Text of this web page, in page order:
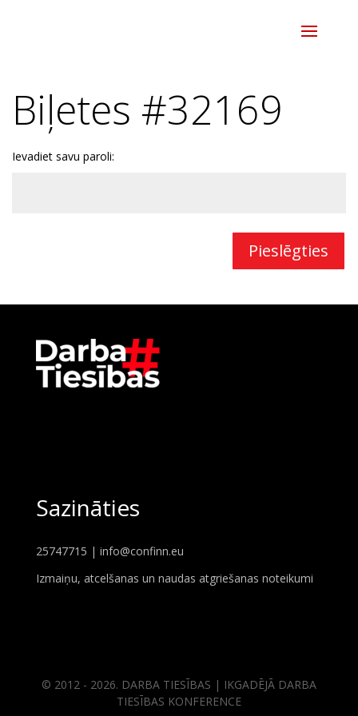
Biļetes #32169
Ievadiet savu paroli:
Pieslēgties
Sazināties
25747715 | info@confinn.eu
Izmaiņu, atcelšanas un naudas atgriešanas noteikumi
© 2012 - 2026. DARBA TIESĪBAS | IKGADĒJĀ DARBA
TIESĪBAS KONFERENCE